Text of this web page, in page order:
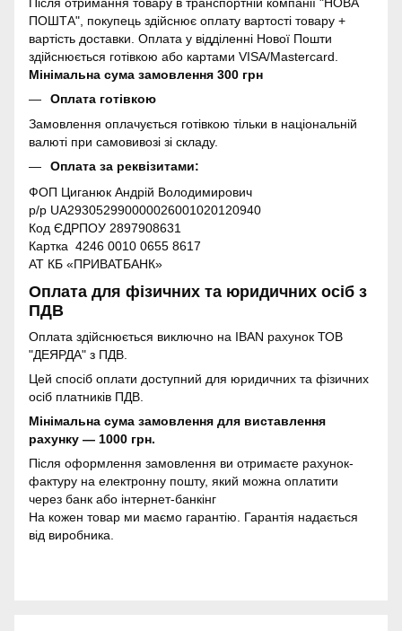
ПОШТА", покупець здійснює оплату вартості товару +
вартість доставки. Оплата у відділенні Нової Пошти
здійснюється готівкою або картами VISA/Mastercard.
Мінімальна сума замовлення 300 грн
Оплата готівкою
Замовлення оплачується готівкою тільки в національній
валюті при самовивозі зі складу.
Оплата за реквізитами:
ФОП Циганюк Андрій Володимирович
р/р UA293052990000026001020120940
Код ЄДРПОУ 2897908631
Картка 4246 0010 0655 8617
АТ КБ «ПРИВАТБАНК»
Оплата для фізичних та юридичних осіб з
ПДВ
Оплата здійснюється виключно на IBAN рахунок ТОВ
"ДЕЯРДА" з ПДВ.
Цей спосіб оплати доступний для юридичних та фізичних
осіб платників ПДВ.
Мінімальна сума замовлення для виставлення
рахунку — 1000 грн.
Після оформлення замовлення ви отримаєте рахунок-
фактуру на електронну пошту, який можна оплатити
через банк або інтернет-банкінг
На кожен товар ми маємо гарантію. Гарантія надається
від виробника.